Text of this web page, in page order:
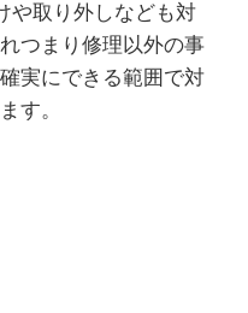
や取り外しなども対
つまり修理以外の事
実にできる範囲で対
す。